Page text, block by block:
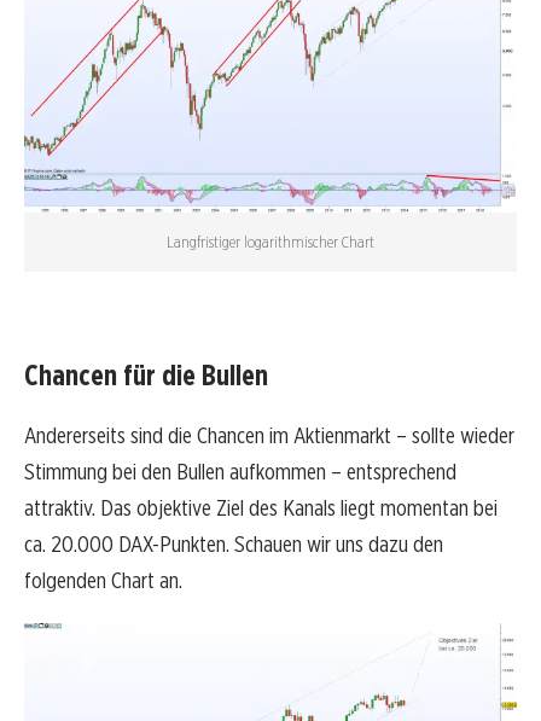
Langfristiger logarithmischer Chart
Chancen für die Bullen
Andererseits sind die Chancen im Aktienmarkt – sollte wieder
Stimmung bei den Bullen aufkommen – entsprechend
attraktiv. Das objektive Ziel des Kanals liegt momentan bei
ca. 20.000 DAX-Punkten. Schauen wir uns dazu den
folgenden Chart an.